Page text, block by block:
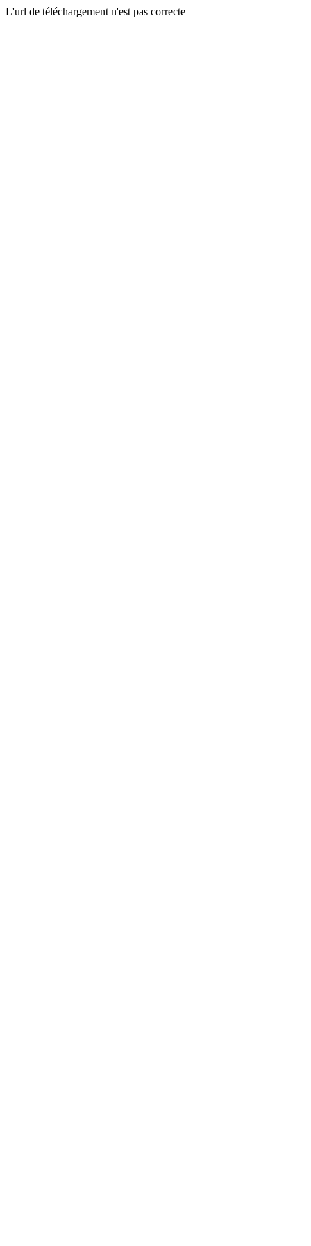
L'url de téléchargement n'est pas correcte